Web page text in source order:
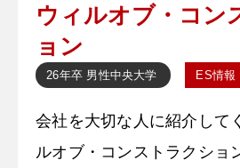
ウィルオブ・コン
ョン
26年卒 男性中央大学 ES情報
会社を大切な人に紹介してくだ
ルオブ・コンストラクショ